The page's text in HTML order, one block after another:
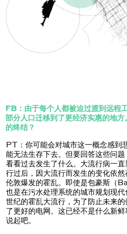
FB：由于每个人都被迫过渡到远程
部分人口迁移到了更经济实惠的地
的终结？
PT：你可能会对城市这一概念感到
能无法生存下去。但要回答这些问题
看看过去发生了什么。大流行病一
行过后，因大流行而发生的变化依
伦敦爆发的霍乱。即使是包豪斯（
也是在污水处理系统的城市规划现
世纪的霍乱大流行，为了防止未来
了更好的电网。这已经不是什么新
说起吧。